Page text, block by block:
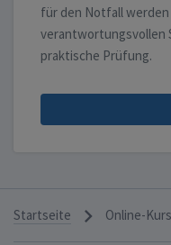
für den Notfall
verantwortungsvollen
praktische Prüfung.
Startseite navigate_next Online-